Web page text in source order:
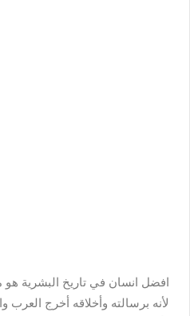
افضل انسان في تاريخ البشرية
لأنه برسالته وأخلاقه أخرج العرب